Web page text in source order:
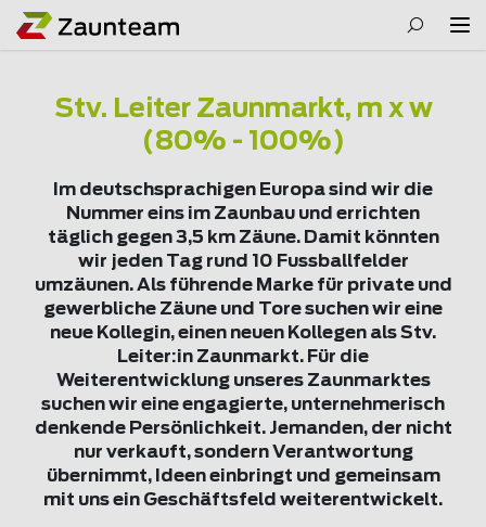
Stv. Leiter Zaunmarkt, m x w
(80% - 100%)
Im deutschsprachigen Europa sind wir die
Nummer eins im Zaunbau und errichten
täglich gegen 3,5 km Zäune. Damit könnten
wir jeden Tag rund 10 Fussballfelder
umzäunen. Als führende Marke für private und
gewerbliche Zäune und Tore suchen wir eine
neue Kollegin, einen neuen Kollegen als Stv.
Leiter:in Zaunmarkt. Für die
Weiterentwicklung unseres Zaunmarktes
suchen wir eine engagierte, unternehmerisch
denkende Persönlichkeit. Jemanden, der nicht
nur verkauft, sondern Verantwortung
übernimmt, Ideen einbringt und gemeinsam
mit uns ein Geschäftsfeld weiterentwickelt.